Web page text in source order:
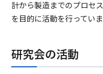
計から製造までのプロセ
を目的に活動を行っていま
研究会の活動